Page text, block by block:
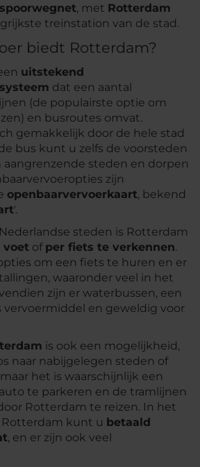
, met Rotterdam
treinstation van de stad.
biedt Rotterdam?
uitstekend
dat een aantal
(de populairste optie om
en busroutes omvat.
gemakkelijk door de hele stad
bus kunt u zelfs de voorsteden
steden en dorpen
zijn
openbaarvervoerkaart, bekend
'.
steden is Rotterdam
voet of per fiets te verkennen.
om een fiets te huren en er
waaronder veel in het
zijn er waterbussen, een
en geweldig voor
is ook een mogelijkheid,
naar nabijgelegen steden of
het is waarschijnlijk een
te parkeren en de tramlijnen
Rotterdam te reizen. In het
kunt u betaald
, en er zijn ook veel